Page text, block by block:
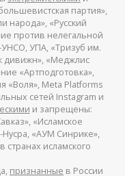
партия»,
народа», «Русский
против нелегальной
УПА, «Тризуб им.
дивижн», «Меджлис
«Артподготовка»,
«Воля», Meta Platforms
сетей Instagram и
и запрещены:
«Исламское
Нусра, «АУМ Синрике»,
странах исламского
признанные в России